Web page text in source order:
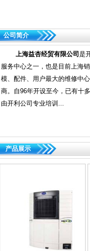
公司简介
上海益杏经贸有限公司 是
服务中心之一，也是目前上海
模、配件、用户最大的维修中
商。自96年开设至今，已有十
由开利公司专业培训...
产品展示